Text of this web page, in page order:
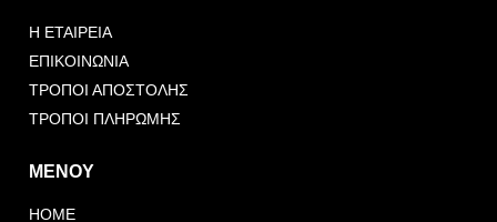
Η ΕΤΑΙΡΕΙΑ
ΕΠΙΚΟΙΝΩΝΙΑ
ΤΡΟΠΟΙ ΑΠΟΣΤΟΛΗΣ
ΤΡΟΠΟΙ ΠΛΗΡΩΜΗΣ
ΜΕΝΟΥ
HOME